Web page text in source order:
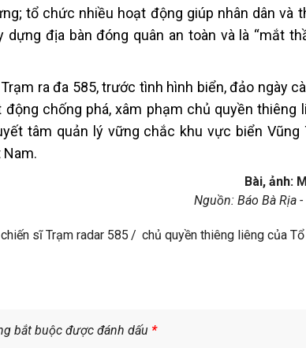
tổ chức nhiều hoạt động giúp nhân dân và
địa bàn đóng quân an toàn và là “mắt
ra đa 585, trước tình hình biển, đảo ngày
chống phá, xâm phạm chủ quyền thiêng
tâm quản lý vững chắc khu vực biển Vũng
Nam.
Bài, ảnh:
Nguồn: Báo Bà Rịa
chiến sĩ Trạm radar 585
chủ quyền thiêng liêng của
bắt buộc được đánh dấu *